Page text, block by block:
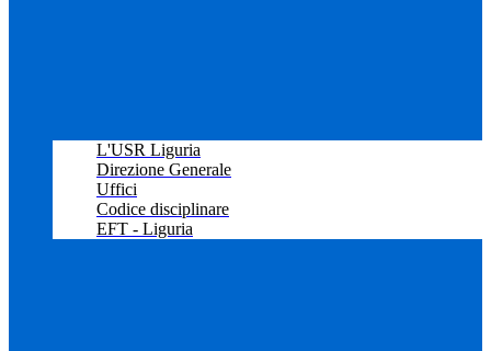
L'USR Liguria
Direzione Generale
Uffici
Codice disciplinare
EFT - Liguria